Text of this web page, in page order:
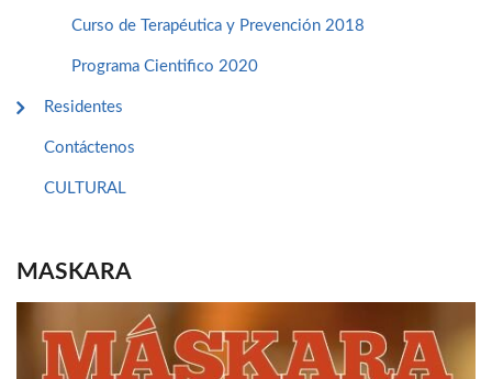
Curso de Terapéutica y Prevención 2018
Programa Cientifico 2020
Residentes
Contáctenos
CULTURAL
MASKARA